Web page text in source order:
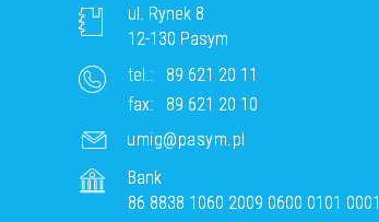
ul. Rynek 8
12-130 Pasym
tel.:
89 621 20 11
fax:
89 621 20 10
umig@pasym.pl
Bank
86 8838 1060 2009 0600 0101 0001